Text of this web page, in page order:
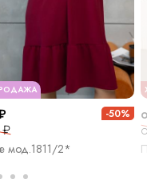
₽
-50%
мод.1811/2*